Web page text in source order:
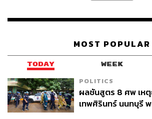
MOST POPULAR
TODAY WEEK
POLITICS
ผลชันสูตร 8 ศพ เหตุ
เทพศิรินทร์ นนทบุรี